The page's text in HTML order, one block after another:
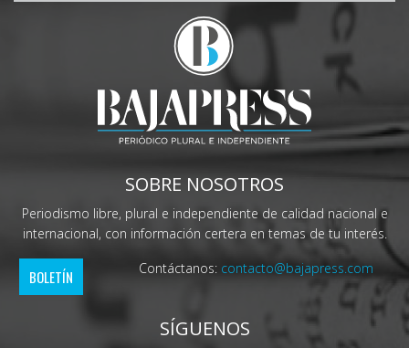
SOBRE NOSOTROS
Periodismo libre, plural e independiente de calidad nacional e
internacional, con información certera en temas de tu interés.
BOLETÍN Contáctanos: contacto@bajapress.com
SÍGUENOS